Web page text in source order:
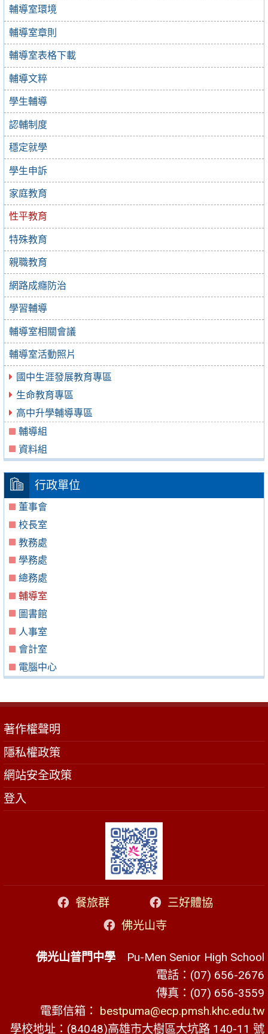
輔導室環境
輔導室章則
輔導室表格下載
輔導文粹
學生輔導
認輔制度
穩定就學
學生申訴
家庭教育
性平教育
特殊教育
親職教育
網路成癮防治
學習輔導
輔導室相關會議
輔導室活動照片
國中生涯發展教育專區
生命教育專區
高中升學輔導專區
輔導組
資料組
行政單位
董事會
校長室
教務處
學務處
總務處
輔導室
圖書館
人事室
會計室
電腦中心
著作權聲明
隱私權政策
網站安全政策
登入
餐旅群
三好體協
佛光山寺
佛光山普門中學 Pu-Men Senior High School
電話：(07) 656-2676
傳真：(07) 656-3559
電郵信箱： bestpuma@ecp.pmsh.khc.edu.tw
學校地址：(84048)高雄市大樹區大坑路 140-11 號